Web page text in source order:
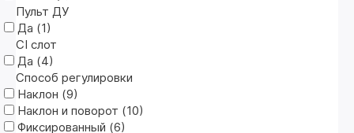
Пульт ДУ
Да (1)
CI слот
Да (4)
Способ регулировки
Наклон (9)
Наклон и поворот (10)
Фиксированный (6)